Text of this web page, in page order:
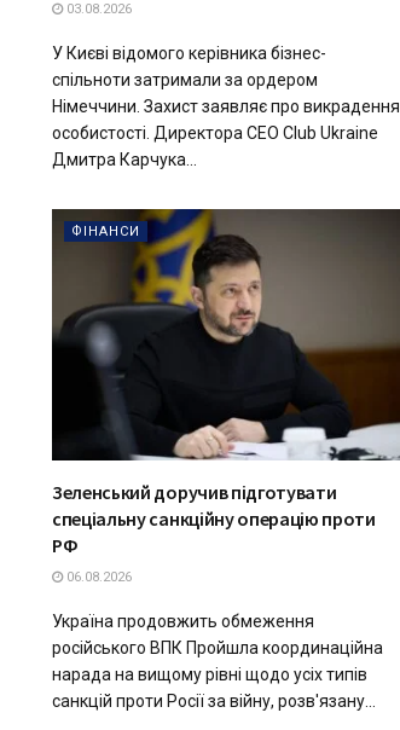
03.08.2026
У Києві відомого керівника бізнес-
спільноти затримали за ордером
Німеччини. Захист заявляє про викрадення
особистості. Директора CEO Club Ukraine
Дмитра Карчука...
ФІНАНСИ
Зеленський доручив підготувати
спеціальну санкційну операцію проти
РФ
06.08.2026
Україна продовжить обмеження
російського ВПК Пройшла координаційна
нарада на вищому рівні щодо усіх типів
санкцій проти Росії за війну, розв'язану...